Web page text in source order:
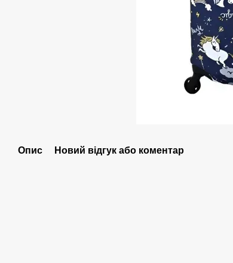
Опис Новий відгук або коментар